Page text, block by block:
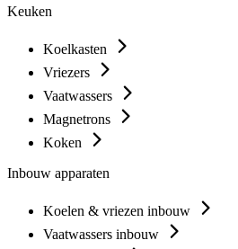
Keuken
Koelkasten
Vriezers
Vaatwassers
Magnetrons
Koken
Inbouw apparaten
Koelen & vriezen inbouw
Vaatwassers inbouw